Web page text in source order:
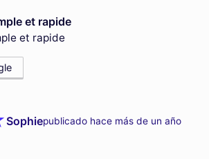
et rapide
et rapide
Sophiepublicado hace más de un año